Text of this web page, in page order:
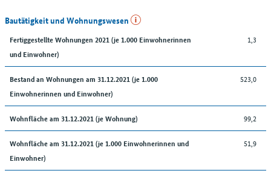
Bautätigkeit und Wohnungswesen
Fertiggestellte Wohnungen 2021 (je 1.000 Einwohnerinnen
und Einwohner)
1,3
Bestand an Wohnungen am 31.12.2021 (je 1.000
Einwohnerinnen und Einwohner)
523,0
Wohnfläche am 31.12.2021 (je Wohnung) 99,2
Wohnfläche am 31.12.2021 (je 1.000 Einwohnerinnen und
Einwohner)
51,9